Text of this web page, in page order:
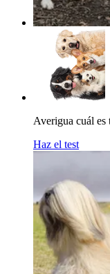
Averigua cuál es
Haz el test